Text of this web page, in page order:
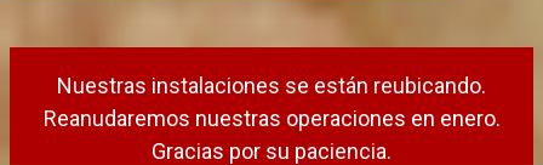
Nuestras instalaciones se están reubicando.
Reanudaremos nuestras operaciones en enero.
Gracias por su paciencia.